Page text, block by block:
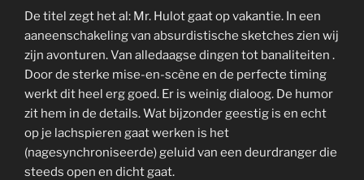
De titel zegt het al: Mr. Hulot gaat op vakantie. In een
aaneenschakeling van absurdistische sketches zien wij
zijn avonturen. Van alledaagse dingen tot banaliteiten .
Door de sterke mise-en-scène en de perfecte timing
werkt dit heel erg goed. Er is weinig dialoog. De humor
zit hem in de details. Wat bijzonder geestig is en echt
op je lachspieren gaat werken is het
(nagesynchroniseerde) geluid van een deurdranger die
steeds open en dicht gaat.